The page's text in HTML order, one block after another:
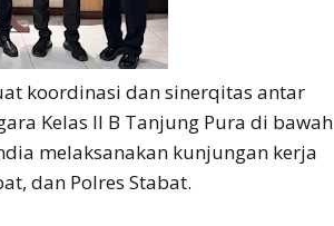
koordinasi dan sinerqitas antar
Kelas II B Tanjung Pura di bawah
melaksanakan kunjungan kerja
dan Polres Stabat.